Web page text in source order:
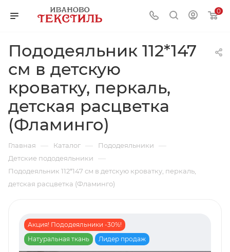
0
Пододеяльник 112*147
см в детскую
кроватку, перкаль,
детская расцветка
(Фламинго)
Главная — Каталог — Пододеяльники —
Детские пододеяльники —
Пододеяльник 112*147 см в детскую кроватку, перкаль,
детская расцветка (Фламинго)
Акция! Пододеяльники -30%!
Натуральная ткань
Лидер продаж